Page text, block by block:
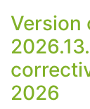
Version
2026